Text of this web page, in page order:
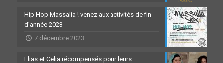
Hip Hop Massalia ! venez aux activités de fin
d’année 2023
7 décembre 2023
Elias et Celia récompensés pour leurs